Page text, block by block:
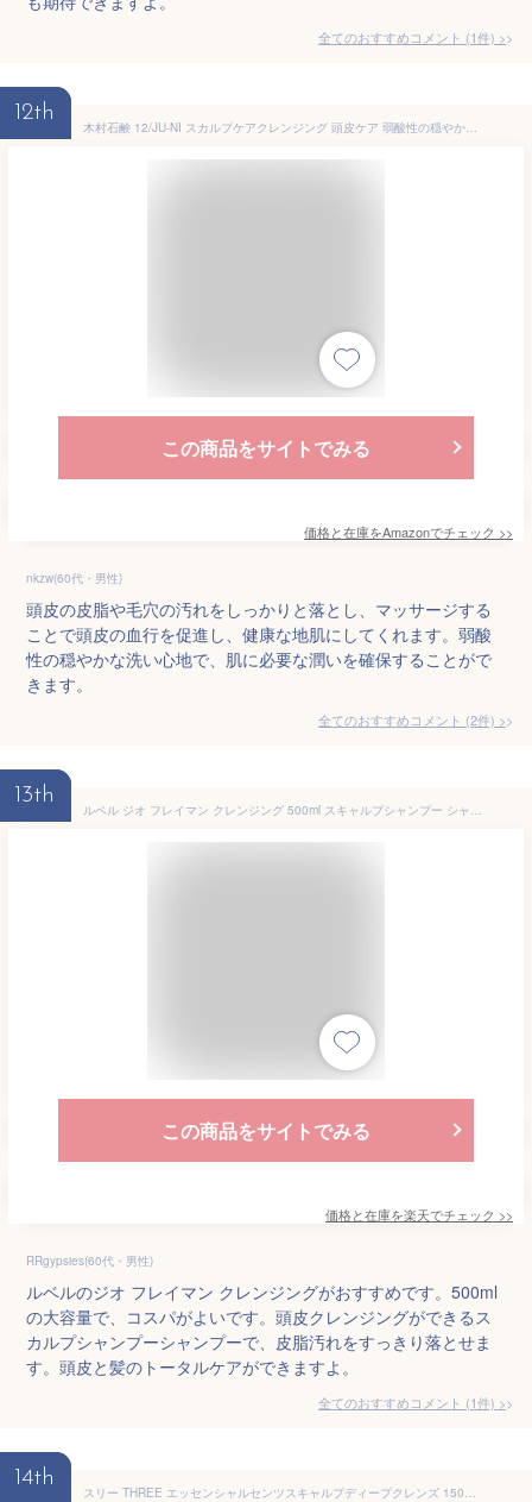
全てのおすすめコメント (1件) >
12th
木村石鹸 12/JU-NI スカルプケアクレンジング 頭皮ケア 弱酸性の穏やかな洗い心地（シャンプー＆コンディショナー Type-A 1回分 ミニサンプル付き）
この商品をサイトでみる
価格と在庫をAmazonでチェック >>
nkzw(60代・男性)
頭皮の皮脂や毛穴の汚れをしっかりと落とし、マッサージする
ことで頭皮の血行を促進し、健康な地肌にしてくれます。弱酸
性の穏やかな洗い心地で、肌に必要な潤いを確保することがで
きます。
全てのおすすめコメント (2件) >
13th
ルベル ジオ フレイマン クレンジング 500ml スキャルプシャンプー シャンプー 男性 メンズヘアケア メンズヘア 皮脂 汚れ 髪 頭皮 トータルケア
この商品をサイトでみる
価格と在庫を楽天でチェック >>
RRgypsies(60代・男性)
ルベルのジオ フレイマン クレンジングがおすすめです。500ml
の大容量で、コスパがよいです。頭皮クレンジングができるス
カルプシャンプーシャンプーで、皮脂汚れをすっきり落とせま
す。頭皮と髪のトータルケアができますよ。
全てのおすすめコメント (1件) >
14th
スリー THREE エッセンシャルセンツスキャルプディープクレンズ 150ml ヘアケア/その他 [589380]